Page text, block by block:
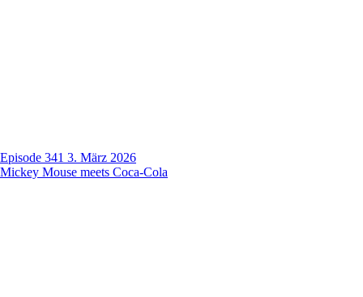
Episode 341 3. März 2026
Mickey Mouse meets Coca-Cola